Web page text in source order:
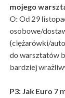
mojego
O: Od 29
osobowe/
(ciężarówki/
do warsztatów
bardziej
P3: Jak Euro 7